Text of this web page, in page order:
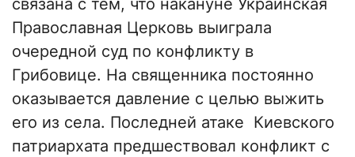
связана с тем, что накануне Украинская
Православная Церковь выиграла
очередной суд по конфликту в
Грибовице. На священника постоянно
оказывается давление с целью выжить
его из села. Последней атаке Киевского
патриархата предшествовал конфликт с